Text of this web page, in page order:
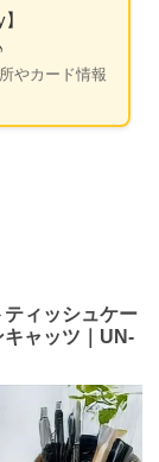
やカード情報
ティッシュケー
ャッツ｜UN-